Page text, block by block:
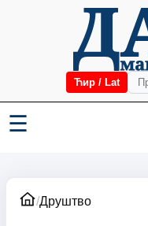
Ћир / Lat
☰
/Друштво